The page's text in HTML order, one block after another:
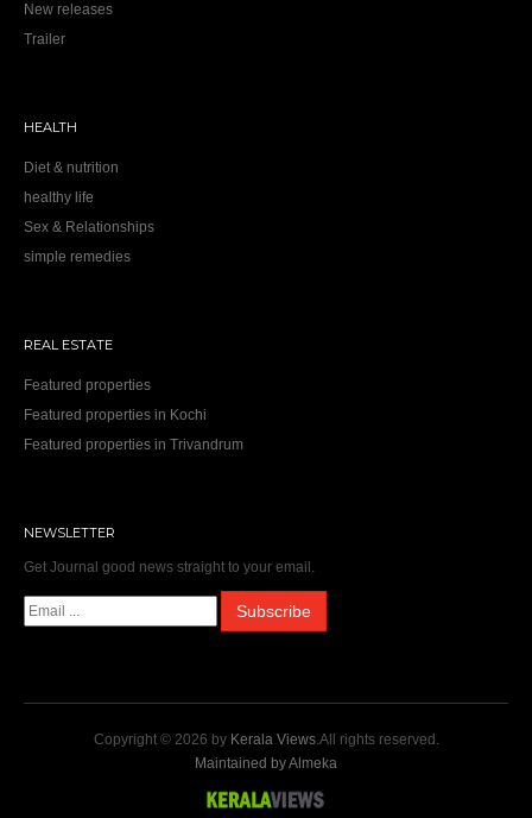
New releases
Trailer
HEALTH
Diet & nutrition
healthy life
Sex & Relationships
simple remedies
REAL ESTATE
Featured properties
Featured properties in Kochi
Featured properties in Trivandrum
NEWSLETTER
Get Journal good news straight to your email.
Copyright © 2026 by Kerala Views.All rights reserved.
Maintained by Almeka